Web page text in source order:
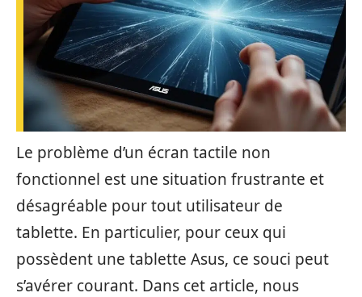
Le problème d’un écran tactile non
fonctionnel est une situation frustrante et
désagréable pour tout utilisateur de
tablette. En particulier, pour ceux qui
possèdent une tablette Asus, ce souci peut
s’avérer courant. Dans cet article, nous